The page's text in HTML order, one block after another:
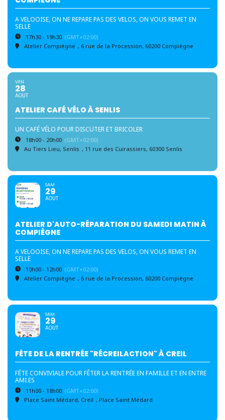
A VELOOISE, ON NE REPARE PAS DES VELOS, ON VOUS REMET EN
SELLE
17h30 - 19h30 (GMT+02:00)
Atelier Compiègne , 6 rue de la Procession, 60200 Compiègne
VEN
28
AOUT
ATELIER CAFÉ VÉLO À SENLIS
UN CAFÉ VÉLO POUR DISCUTER ET BRICOLER
18h00 - 20h00 (GMT+02:00)
Au Tiers Lieu, Senlis , 11 rue des Cuirassiers, 60300 Senlis
SAM
29
AOUT
ATELIER D'AUTO-RÉPARATION DU SAMEDI MATIN À
COMPIÈGNE
A VELOOISE, ON NE REPARE PAS DES VELOS, ON VOUS REMET EN
SELLE
10h00 - 12h00 (GMT+02:00)
Atelier Compiègne , 6 rue de la Procession, 60200 Compiègne
SAM
29
AOUT
FÊTE DE LA RENTRÉE "RÉCREILACTION" À CREIL
FÊTE CONVIVIALE POUR FÊTER LA RENTRÉE EN FAMILLE ET EN ENTRE
AMI.ES
11h00 - 18h00 (GMT+02:00)
Place Saint Médard, Creil , Place Saint Médard